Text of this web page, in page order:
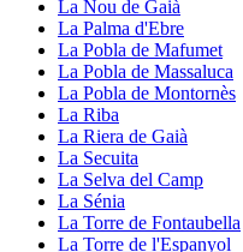
La Nou de Gaià
La Palma d'Ebre
La Pobla de Mafumet
La Pobla de Massaluca
La Pobla de Montornès
La Riba
La Riera de Gaià
La Secuita
La Selva del Camp
La Sénia
La Torre de Fontaubella
La Torre de l'Espanyol